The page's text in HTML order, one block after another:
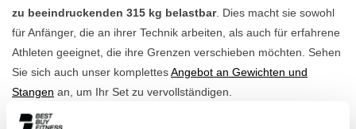
zu beeindruckenden 315 kg belastbar. Dies macht sie sowohl
für Anfänger, die an ihrer Technik arbeiten, als auch für erfahrene
Athleten geeignet, die ihre Grenzen verschieben möchten. Sehen
Sie sich auch unser komplettesAngebot an Gewichten und
Stangen an, um Ihr Set zu vervollständigen.
Perfekt für den Heim- und professionellen Gebrauch